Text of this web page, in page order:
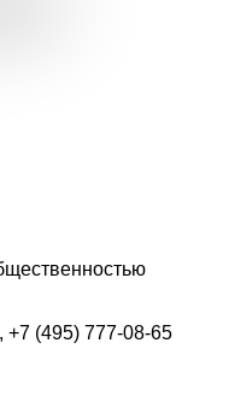
, +7 (495) 777-08-65